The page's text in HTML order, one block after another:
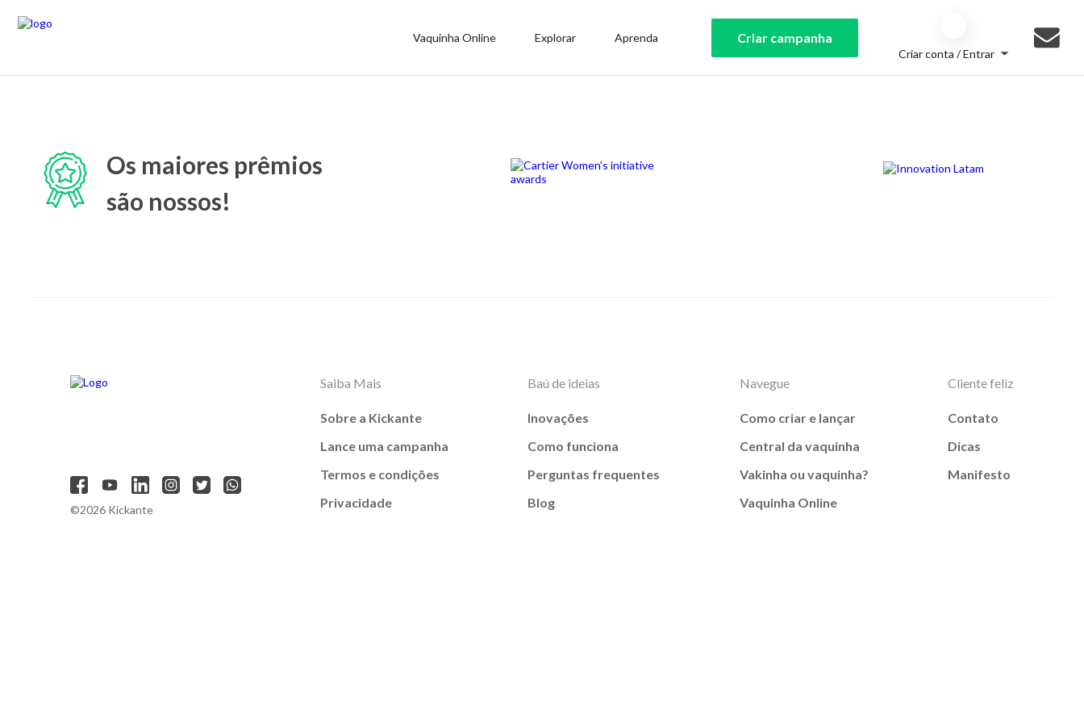
Vaquinha Online Explorar Aprenda Criar campanha
Criar conta / Entrar
Os maiores prêmios
são nossos!
©2026 Kickante
Saiba Mais
Sobre a Kickante
Lance uma campanha
Termos e condições
Privacidade
Baú de ideias
Inovações
Como funciona
Perguntas frequentes
Blog
Navegue
Como criar e lançar
Central da vaquinha
Vakinha ou vaquinha?
Vaquinha Online
Cliente feliz
Contato
Dicas
Manifesto